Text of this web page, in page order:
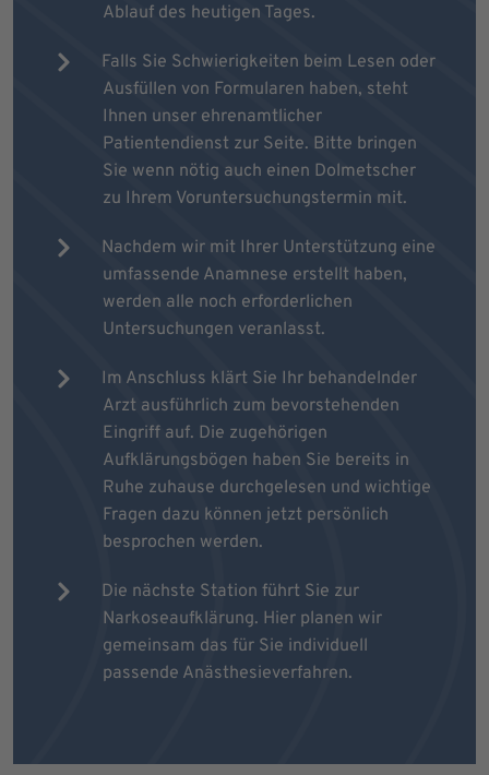
Ablauf des heutigen Tages.
Falls Sie Schwierigkeiten beim Lesen oder
Ausfüllen von Formularen haben, steht
Ihnen unser ehrenamtlicher
Patientendienst zur Seite. Bitte bringen
Sie wenn nötig auch einen Dolmetscher
zu Ihrem Voruntersuchungstermin mit.
Nachdem wir mit Ihrer Unterstützung eine
umfassende Anamnese erstellt haben,
werden alle noch erforderlichen
Untersuchungen veranlasst.
Im Anschluss klärt Sie Ihr behandelnder
Arzt ausführlich zum bevorstehenden
Eingriff auf. Die zugehörigen
Aufklärungsbögen haben Sie bereits in
Ruhe zuhause durchgelesen und wichtige
Fragen dazu können jetzt persönlich
besprochen werden.
Die nächste Station führt Sie zur
Narkoseaufklärung. Hier planen wir
gemeinsam das für Sie individuell
passende Anästhesieverfahren.